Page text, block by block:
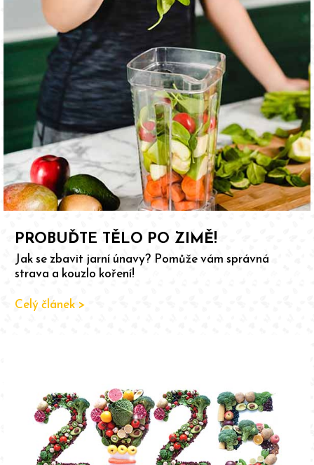
PROBUĎTE TĚLO PO ZIMĚ!
Jak se zbavit jarní únavy? Pomůže vám správná
strava a kouzlo koření!
Celý článek >